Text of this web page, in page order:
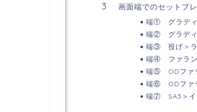
画面端でのセットプ
端① グラディ
端② グラディ
端③ 投げ＞ラ
端④ ファラン
端⑤ ODファ
端⑥ ODファ
端⑦ SA3＞イ